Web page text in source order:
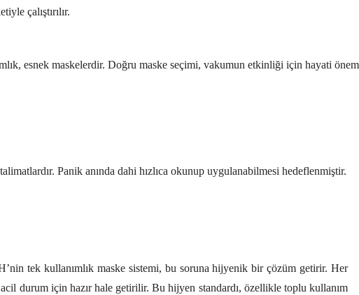
çalıştırılır.
esnek maskelerdir. Doğru maske seçimi, vakumun etkinliği için hayati önem
Panik anında dahi hızlıca okunup uygulanabilmesi hedeflenmiştir.
tek kullanımlık maske sistemi, bu soruna hijyenik bir çözüm getirir. Her
durum için hazır hale getirilir. Bu hijyen standardı, özellikle toplu kullanım